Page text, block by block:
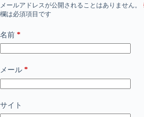
メールアドレスが公開されることはありません。
欄は必須項目です
名前 *
メール *
サイト